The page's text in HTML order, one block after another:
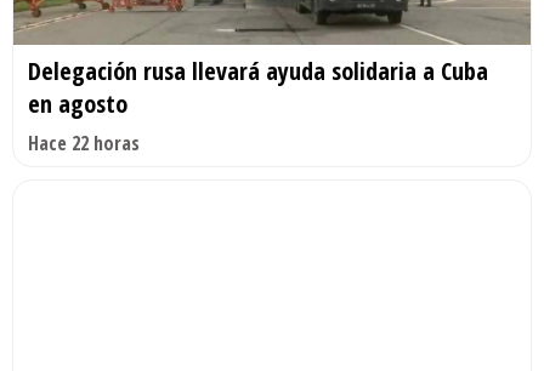
Delegación rusa llevará ayuda solidaria a Cuba
en agosto
Hace 22 horas